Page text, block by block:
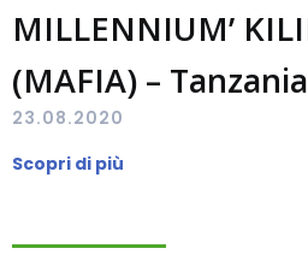
MILLENNIUM’
(MAFIA) – Tanzania
23.08.2020
Scopri di più